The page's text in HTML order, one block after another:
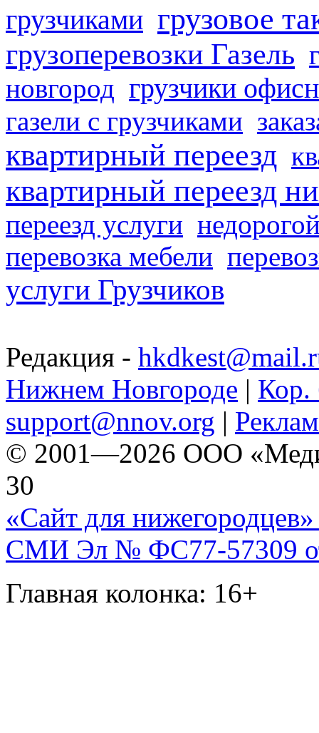
грузчиками грузовое
грузоперевозки Газель
новгород грузчики
газели с грузчиками
квартирный переезд
квартирный переезд
переезд услуги
перевозка мебели
услуги Грузчиков
Редакция -
Нижнем Новгороде | Кор.
support@nnov.org |
© 2001—2026 ООО
30
«Сайт для нижегородцев»
СМИ Эл № ФС77-57309
Главная колонка: 16+